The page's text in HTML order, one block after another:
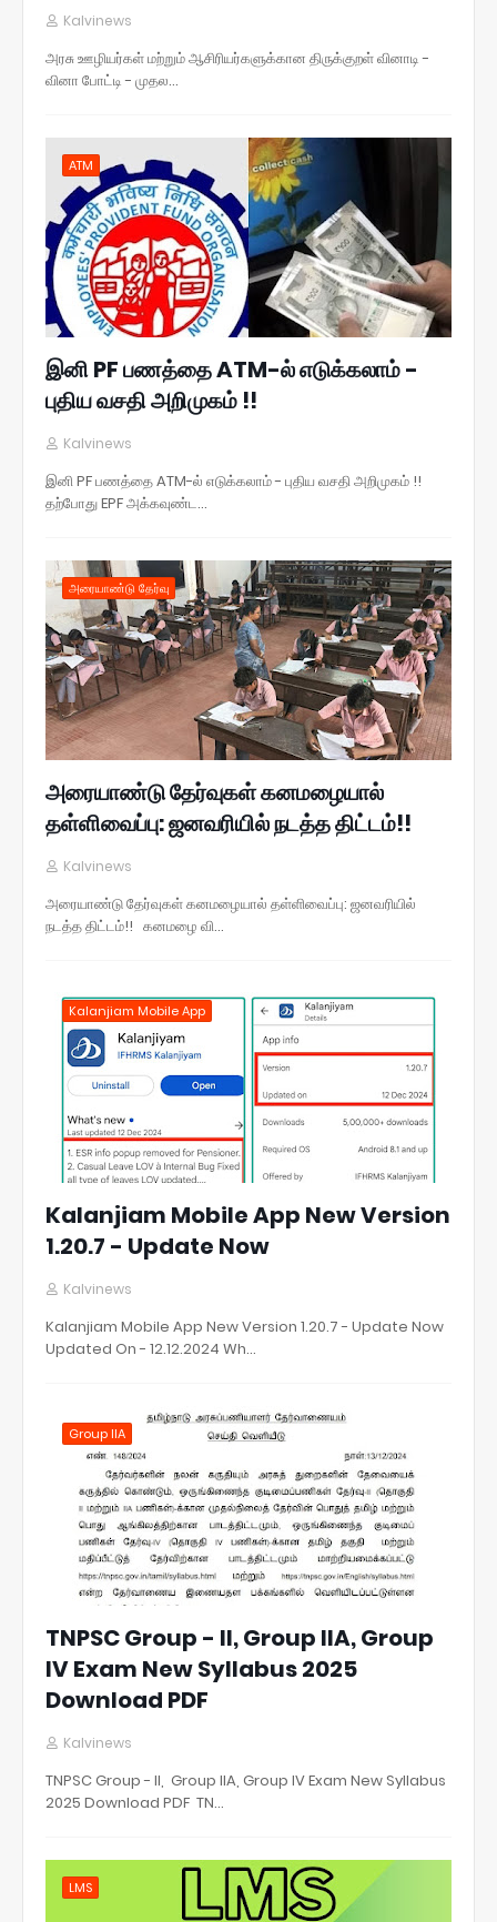
Kalvinews
அரசு ஊழியர்கள் மற்றும் ஆசிரியர்களுக்கான திருக்குறள் வினாடி -
வினா போட்டி - முதல…
ATM
இனி PF பணத்தை ATM-ல் எடுக்கலாம் -
புதிய வசதி அறிமுகம் !!
Kalvinews
இனி PF பணத்தை ATM-ல் எடுக்கலாம் - புதிய வசதி அறிமுகம் !!
தற்போது EPF அக்கவுண்ட…
அரையாண்டு தேர்வு
அரையாண்டு தேர்வுகள் கனமழையால்
தள்ளிவைப்பு: ஜனவரியில் நடத்த திட்டம்!!
Kalvinews
அரையாண்டு தேர்வுகள் கனமழையால் தள்ளிவைப்பு: ஜனவரியில்
நடத்த திட்டம்!! கனமழை வி…
Kalanjiam Mobile App
Kalanjiam Mobile App New Version
1.20.7 - Update Now
Kalvinews
Kalanjiam Mobile App New Version 1.20.7 - Update Now
Updated On - 12.12.2024 Wh…
Group IIA
TNPSC Group - II, Group IIA, Group
IV Exam New Syllabus 2025
Download PDF
Kalvinews
TNPSC Group - II, Group IIA, Group IV Exam New Syllabus
2025 Download PDF TN…
LMS